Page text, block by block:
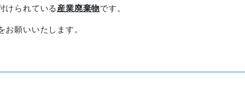
けられている 産業廃棄物です。
願いいたします。